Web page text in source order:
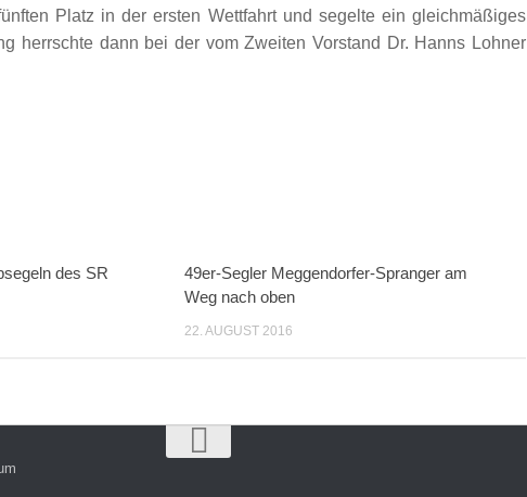
Platz in der ersten Wettfahrt und segelte ein gleichmäßiges
herrschte dann bei der vom Zweiten Vorstand Dr. Hanns Lohner
des SR
49er-Segler Meggendorfer-Spranger am
Weg nach oben
22. AUGUST 2016